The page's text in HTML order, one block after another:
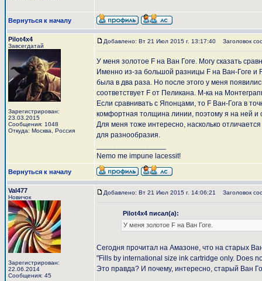
Вернуться к началу
Pilot4x4
Завсегдатай
Зарегистрирован:
23.03.2015
Сообщения: 1048
Откуда: Москва, Россия
Добавлено: Вт 21 Июл 2015 г. 13:17:40 Заголовок
У меня золотое F на Ван Гоге. Могу сказать
Именно из-за большой разницы F на Ван-Гоге и
была в два раза. Но после этого у меня
соответствует F от Пеликана. М-ка на
Если сравнивать с Японцами, то F Ван-Гога в
комфортная толщина линии, поэтому я на ней и
Для меня тоже интересно, насколько
для разнообразия.
Nemo me impune lacessit!
Вернуться к началу
Val477
Новичок
Зарегистрирован:
22.06.2014
Сообщения: 45
Добавлено: Вт 21 Июл 2015 г. 14:06:21 Заголовок
Pilot4x4 писал(а):
У меня золотое F на Ван Гоге.
Сегодня прочитал на Амазоне, что на старых
"Fills by international size ink cartridge only. Does
Это правда? И почему, интересно, старый Ван